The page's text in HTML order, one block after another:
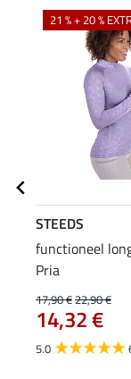
21 % + 20 %
STEEDS
functioneel
Pria
17,90 €22,90 €
14,32 €
5.0